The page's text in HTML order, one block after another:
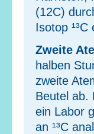
(12C)
Isotop
Zweite
halben
zweite
Beutel ab.
ein Labor
an ¹³C